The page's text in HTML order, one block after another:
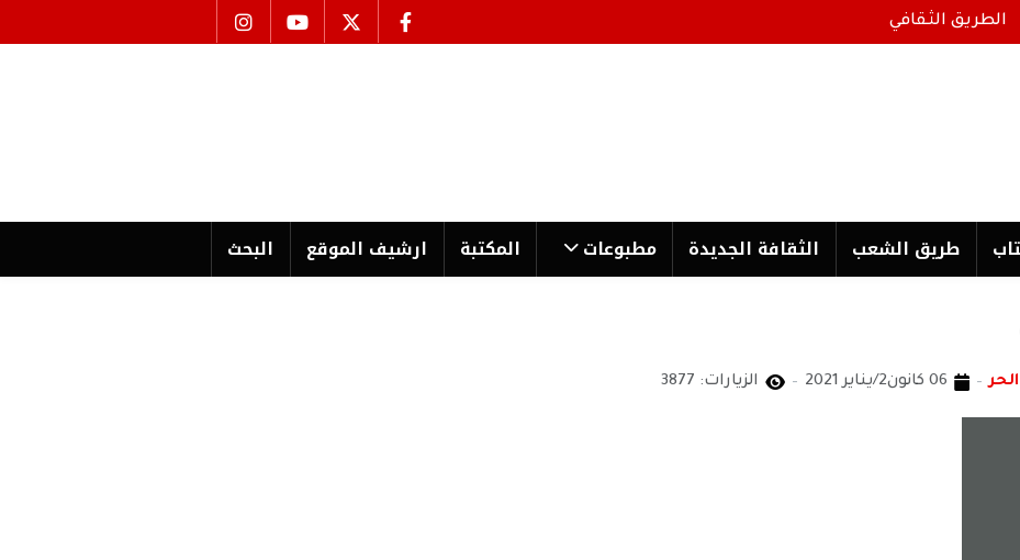
الطريق الثقافي
طریق الشعب الثقافة الجدیدة مطبوعات المكتبة ارشیف الموقع البحث
06 كانون2/يناير 2021 الزيارات: 3877